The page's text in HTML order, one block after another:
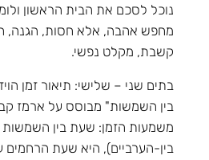
נוכל לסכם את הבית הראשון
מחפש אהבה, אלא חסות, הגנה,
קשבת, מקלט נפשי.
בתים שני – שלישי: תיאור זמן
בין השמשות" מבוסס על ארמז
משמעות הזמן: שעת בין
בין-הערביים), היא שעת